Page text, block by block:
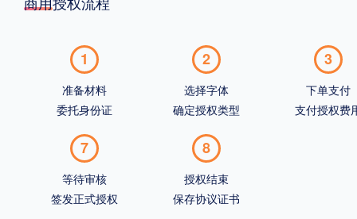
1
准备材料
委托身份证
2
选择字体
确定授权类型
3
下单支付
支付授权费
7
等待审核
签发正式授权
8
授权结束
保存协议证书